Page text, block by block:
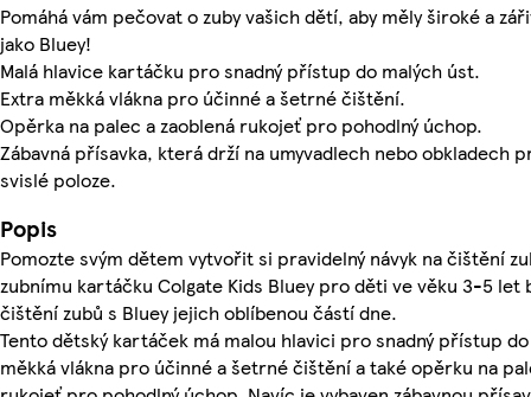
Pomáhá vám pečovat o zuby vašich dětí, aby měly široké a
jako Bluey!
Malá hlavice kartáčku pro snadný přístup do malých úst.
Extra měkká vlákna pro účinné a šetrné čištění.
Opěrka na palec a zaoblená rukojeť pro pohodlný úchop.
Zábavná přísavka, která drží na umyvadlech nebo obkladech
svislé poloze.
Popis
Pomozte svým dětem vytvořit si pravidelný návyk na čištění
zubnímu kartáčku Colgate Kids Bluey pro děti ve věku 3-5 let
čištění zubů s Bluey jejich oblíbenou částí dne.
Tento dětský kartáček má malou hlavici pro snadný přístup
měkká vlákna pro účinné a šetrné čištění a také opěrku na